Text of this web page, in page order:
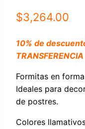
$3,264.00
10% de
TRANSFERENCIA
Formitas en
Ideales para
de postres.
Colores